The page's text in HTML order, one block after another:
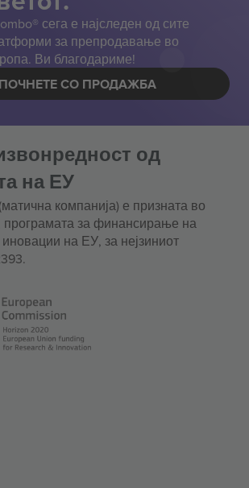
сега е најследен од сите
за препродавање во
Ви благодариме!
СО ПРОДАЖБА
од
на ЕУ
компанија) е призната во
програмата за финансирање на
на ЕУ, за нејзиниот